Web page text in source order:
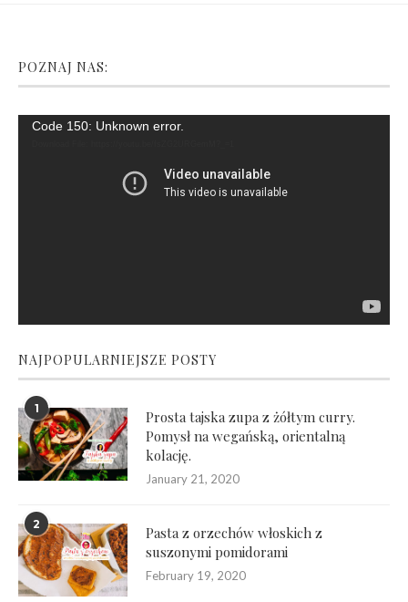
POZNAJ NAS:
Video
Code 150: Unknown error.
NAJPOPULARNIEJSZE POSTY
1
Prosta tajska zupa z żółtym curry.
Pomysł na wegańską, orientalną
kolację.
January 21, 2020
2
Pasta z orzechów włoskich z
suszonymi pomidorami
February 19, 2020